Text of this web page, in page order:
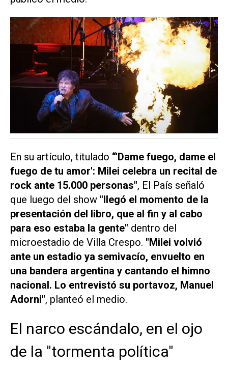
En su artículo, titulado “'Dame fuego, dame el
fuego de tu amor': Milei celebra un recital de
rock ante 15.000 personas", El País señaló
que luego del show "llegó el momento de la
presentación del libro, que al fin y al cabo
para eso estaba la gente" dentro del
microestadio de Villa Crespo. "Milei volvió
ante un estadio ya semivacío, envuelto en
una bandera argentina y cantando el himno
nacional. Lo entrevistó su portavoz, Manuel
Adorni", planteó el medio.
El narco escándalo, en el ojo
de la "tormenta política"